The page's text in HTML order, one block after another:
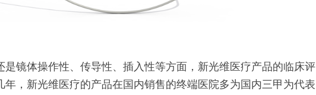
镜体操作性、传导性、插入性等方面，新光维医疗产品的临床评
，新光维医疗的产品在国内销售的终端医院多为国内三甲为代表